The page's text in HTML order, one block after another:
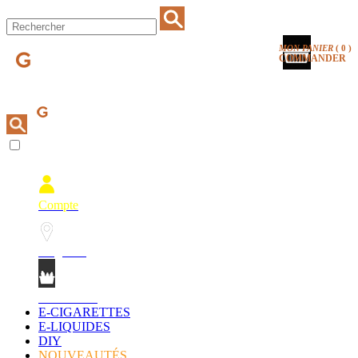
MON PANIER ( 0 )
COMMANDER
Compte
E-CIGARETTES
E-LIQUIDES
DIY
NOUVEAUTÉS